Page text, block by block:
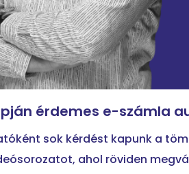
érdemes e-számla
sok kérdést kapunk a
ahol röviden